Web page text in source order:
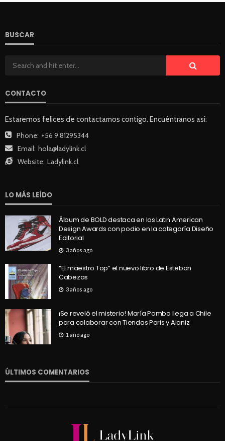
BUSCAR
CONTACTO
Estaremos felices de contactarnos contigo. Encuéntranos así:
Phone: +56 9 81295344
Email: hola@ladylink.cl
Website: Ladylink.cl
LO MÁS LEÍDO
Álbum de BOLD destaca en los Latin American
Design Awards con podio en la categoría Diseño
Editorial
3 años ago
“El maestro Top” el nuevo libro de Esteban
Cabezas
3 años ago
¡Se reveló el misterio! María Pombo llega a Chile
para colaborar con Tiendas Paris y Alaniz
1 año ago
ÚLTIMOS COMENTARIOS